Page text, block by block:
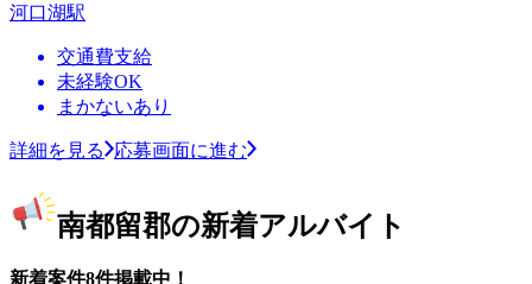
河口湖駅
交通費支給
未経験OK
まかないあり
詳細を見る 応募画面に進む
南都留郡の新着アルバイト
新着案件8件掲載中！